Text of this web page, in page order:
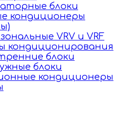
блоки
кондиционеры
VRV и VRF
кондиционирования
блоки
блоки
кондиционеры